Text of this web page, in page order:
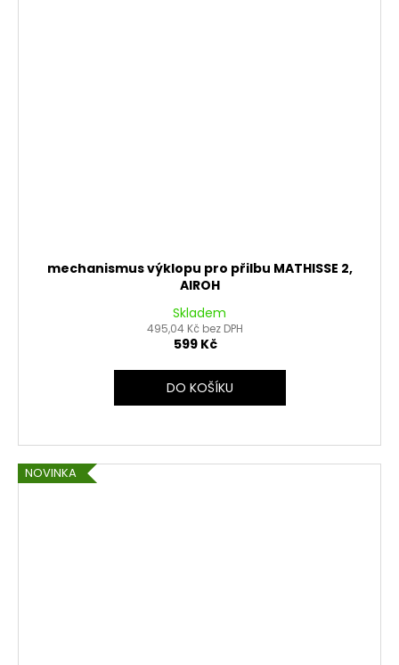
mechanismus výklopu pro přilbu MATHISSE 2,
AIROH
Skladem
495,04 Kč bez DPH
599 Kč
DO KOŠÍKU
NOVINKA